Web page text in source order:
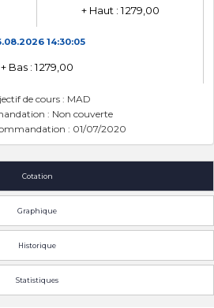
+ Haut : 1 279,00
14:30:05
+ Bas : 1 279,00
de cours : MAD
: Non couverte
: 01/07/2020
Cotation
Graphique
Historique
Statistiques